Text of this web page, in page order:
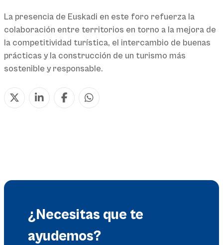
La presencia de Euskadi en este foro refuerza la
colaboración entre territorios en torno a la mejora de
la competitividad turística, el intercambio de buenas
prácticas y la construcción de un turismo más
sostenible y responsable.
¿Necesitas que te
ayudemos?